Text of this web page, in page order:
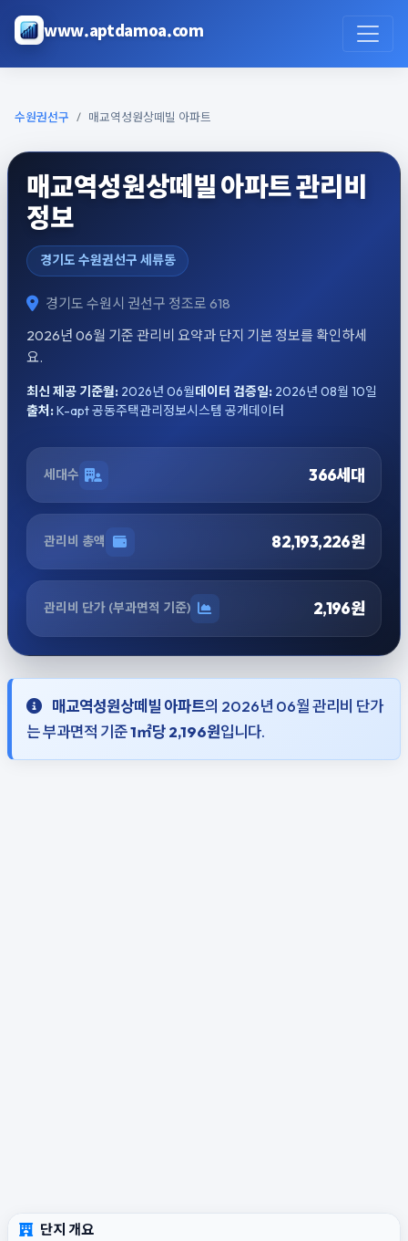
www.aptdamoa.com
수원권선구 매교역성원상떼빌 아파트
매교역성원상떼빌 아파트 관리비
정보
경기도 수원권선구 세류동
경기도 수원시 권선구 정조로 618
2026년 06월 기준 관리비 요약과 단지 기본 정보를 확인하세
요.
최신 제공 기준월: 2026년 06월데이터 검증일: 2026년 08월 10일
출처:K-apt 공동주택관리정보시스템 공개데이터
세대수 366세대
관리비 총액 82,193,226원
관리비 단가 (부과면적 기준) 2,196원
매교역성원상떼빌 아파트의 2026년 06월 관리비 단가
는 부과면적 기준1㎡당 2,196원입니다.
단지 개요